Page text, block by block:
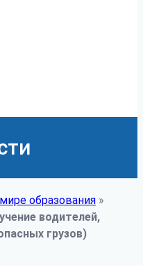
образования »
водителей,
грузов)